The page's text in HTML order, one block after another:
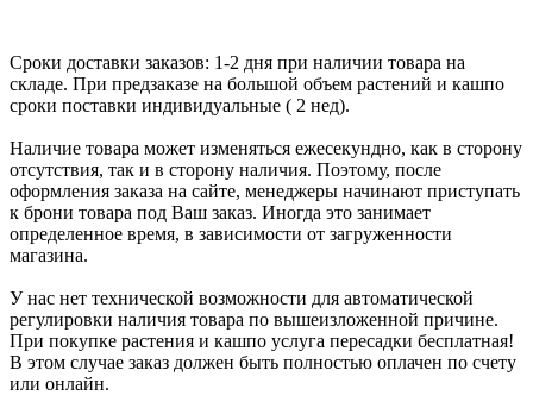
Сроки доставки заказов: 1-2 дня при наличии товара на
складе. При предзаказе на большой объем растений и кашпо
сроки поставки индивидуальные ( 2 нед).
Наличие товара может изменяться ежесекундно, как в сторону
отсутствия, так и в сторону наличия. Поэтому, после
оформления заказа на сайте, менеджеры начинают приступать
к брони товара под Ваш заказ. Иногда это занимает
определенное время, в зависимости от загруженности
магазина.
У нас нет технической возможности для автоматической
регулировки наличия товара по вышеизложенной причине.
При покупке растения и кашпо услуга пересадки бесплатная!
В этом случае заказ должен быть полностью оплачен по счету
или онлайн.